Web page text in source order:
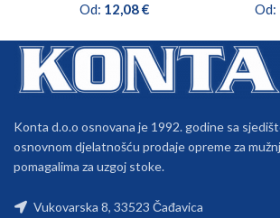
Od: 12,08€ Od:
Konta d.o.o osnovana je 1992. godine sa
osnovnom djelatnošću prodaje opreme za
pomagalima za uzgoj stoke.
Vukovarska 8, 33523 Čađavica